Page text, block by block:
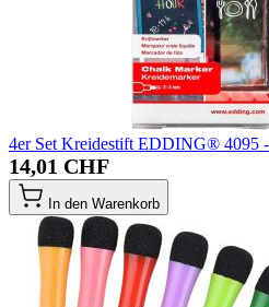
4er Set Kreidestift EDDING® 4095
14,01 CHF
In den Warenkorb